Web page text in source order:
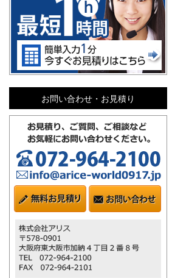
お問い合わせ・お見積り